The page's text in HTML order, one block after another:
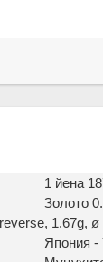
1 йена
Золото
, 1.67g,
Япония -